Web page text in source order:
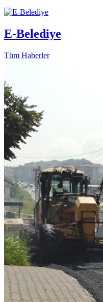
E-Belediye
Tüm Haberler